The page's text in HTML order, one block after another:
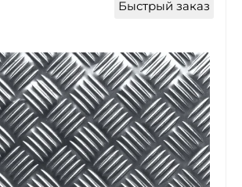
Быстрый заказ